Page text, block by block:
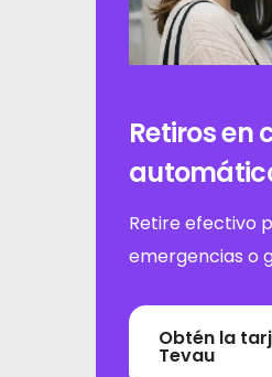
Inicio
Tarjeta
Billetera
Acerca De
Retiros en
Retire efectivo
emergencias o
Obtén la
Tevau